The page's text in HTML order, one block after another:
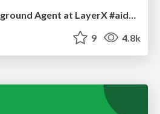
9 4.8k